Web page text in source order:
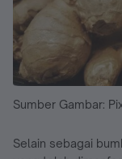
Sumber Gambar:
Selain sebagai